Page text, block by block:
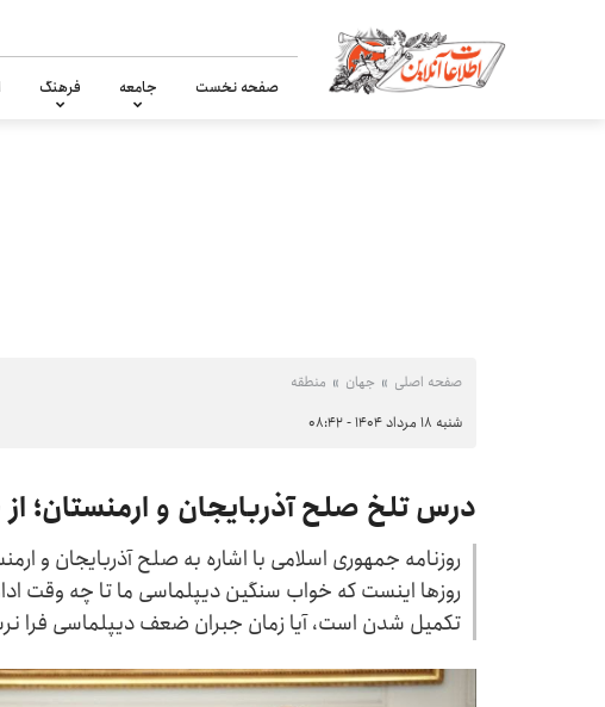
صفحه نخست جامعه فرهنگ
صفحه اصلی جهان منطقه
شنبه ۱۸ مرداد ۱۴۰۴ - ۰۸:۴۲
درس تلخ صلح آذربایجان و ارمنستان؛
روزنامه جمهوری اسلامی با اشاره به صلح آذربایجان و
روزها اینست که خواب سنگین دیپلماسی ما تا چه وقت
تکمیل شدن است، آیا زمان جبران ضعف دیپلماسی فرا